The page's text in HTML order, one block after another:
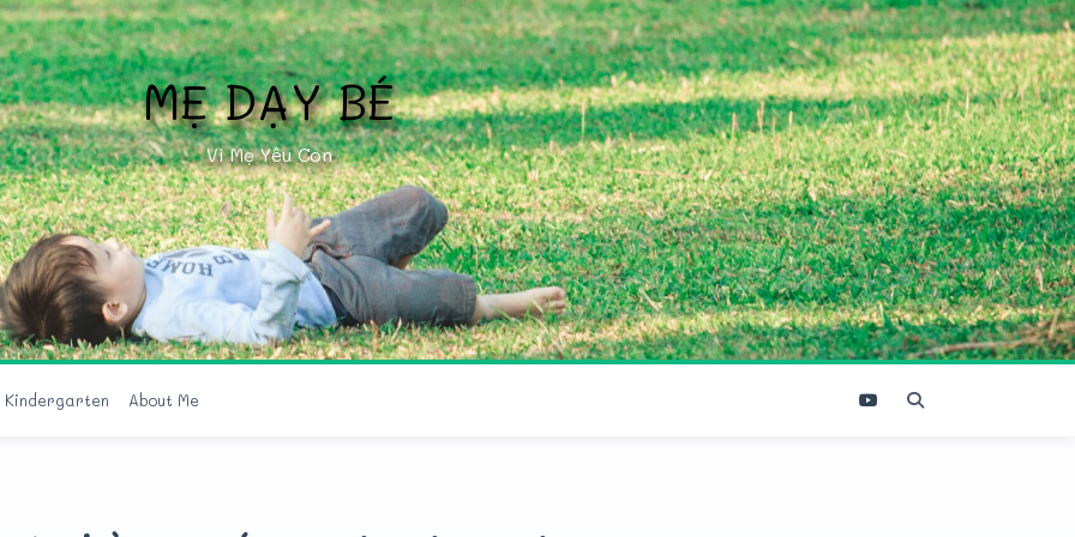
MẸ DẠY BÉ
Vì Mẹ Yêu Con
Kindergarten About Me